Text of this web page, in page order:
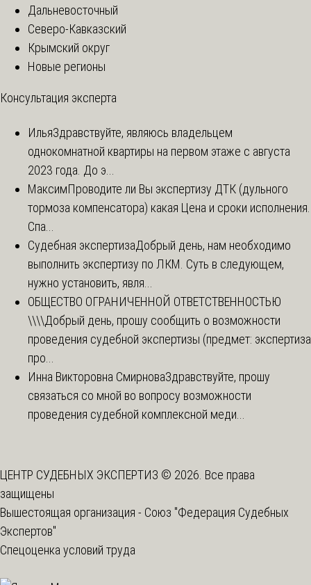
Дальневосточный
Северо-Кавказский
Крымский округ
Новые регионы
Консультация эксперта
ИльяЗдравствуйте, являюсь владельцем
однокомнатной квартиры на первом этаже с августа
2023 года. До э...
МаксимПроводите ли Вы экспертизу ДТК (дульного
тормоза компенсатора) какая Цена и сроки исполнения.
Спа...
Судебная экспертизаДобрый день, нам необходимо
выполнить экспертизу по ЛКМ. Суть в следующем,
нужно установить, явля...
ОБЩЕСТВО ОГРАНИЧЕННОЙ ОТВЕТСТВЕННОСТЬЮ
\\\\Добрый день, прошу сообщить о возможности
проведения судебной экспертизы (предмет: экспертиза
про...
Инна Викторовна СмирноваЗдравствуйте, прошу
связаться со мной во вопросу возможности
проведения судебной комплексной меди...
ЦЕНТР СУДЕБНЫХ ЭКСПЕРТИЗ © 2026. Все права
защищены
Вышестоящая организация - Союз "Федерация Судебных
Экспертов"
Спецоценка условий труда